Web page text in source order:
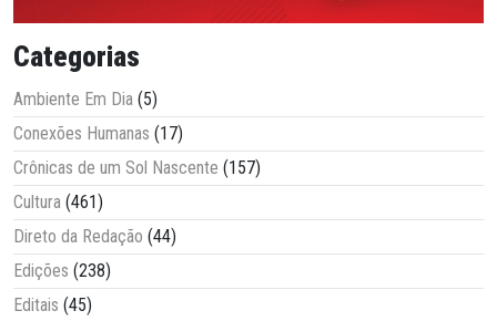
Categorias
Ambiente Em Dia (5)
Conexões Humanas (17)
Crônicas de um Sol Nascente (157)
Cultura (461)
Direto da Redação (44)
Edições (238)
Editais (45)